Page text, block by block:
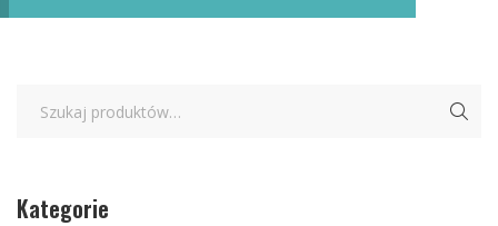
Kategorie